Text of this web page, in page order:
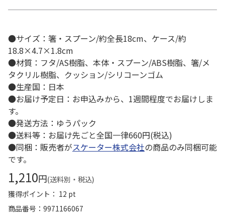
●サイズ：箸・スプーン/約全長18cm、ケース/約
18.8×4.7×1.8cm
●材質：フタ/AS樹脂、本体・スプーン/ABS樹脂、箸/メ
タクリル樹脂、クッション/シリコーンゴム
●生産国：日本
●お届け予定日：お申込みから、1週間程度でお届けしま
す。
●発送方法：ゆうパック
●送料等：お届け先ごと全国一律660円(税込)
●同梱：販売者がスケーター株式会社の商品のみ同梱可能
です。
1,210円(送料別・税込)
獲得ポイント： 12 pt
商品番号
9971166067